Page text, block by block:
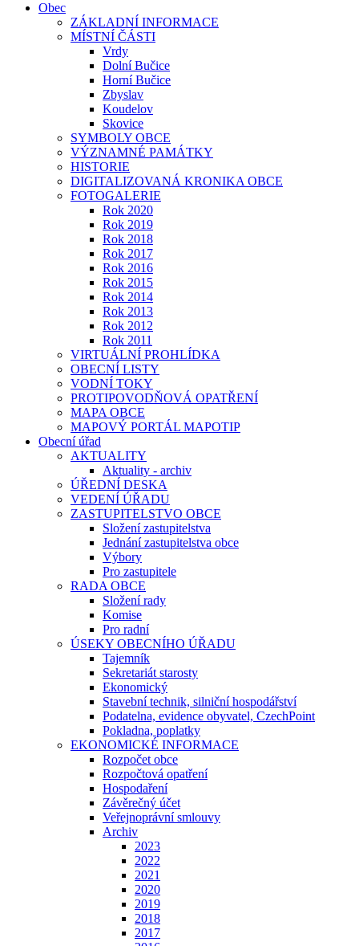
Obec
ZÁKLADNÍ INFORMACE
MÍSTNÍ ČÁSTI
Vrdy
Dolní Bučice
Horní Bučice
Zbyslav
Koudelov
Skovice
SYMBOLY OBCE
VÝZNAMNÉ PAMÁTKY
HISTORIE
DIGITALIZOVANÁ KRONIKA OBCE
FOTOGALERIE
Rok 2020
Rok 2019
Rok 2018
Rok 2017
Rok 2016
Rok 2015
Rok 2014
Rok 2013
Rok 2012
Rok 2011
VIRTUÁLNÍ PROHLÍDKA
OBECNÍ LISTY
VODNÍ TOKY
PROTIPOVODŇOVÁ OPATŘENÍ
MAPA OBCE
MAPOVÝ PORTÁL MAPOTIP
Obecní úřad
AKTUALITY
Aktuality - archiv
ÚŘEDNÍ DESKA
VEDENÍ ÚŘADU
ZASTUPITELSTVO OBCE
Složení zastupitelstva
Jednání zastupitelstva obce
Výbory
Pro zastupitele
RADA OBCE
Složení rady
Komise
Pro radní
ÚSEKY OBECNÍHO ÚŘADU
Tajemník
Sekretariát starosty
Ekonomický
Stavební technik, silniční hospodářství
Podatelna, evidence obyvatel, CzechPoint
Pokladna, poplatky
EKONOMICKÉ INFORMACE
Rozpočet obce
Rozpočtová opatření
Hospodaření
Závěrečný účet
Veřejnoprávní smlouvy
Archiv
2023
2022
2021
2020
2019
2018
2017